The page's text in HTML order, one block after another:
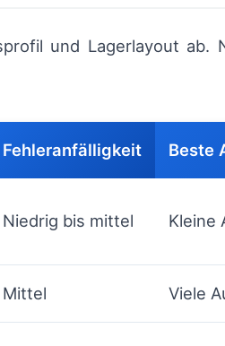
und Lagerlayout ab.
Fehleranfälligkeit Beste
Niedrig bis mittel Kleine
Mittel Viele